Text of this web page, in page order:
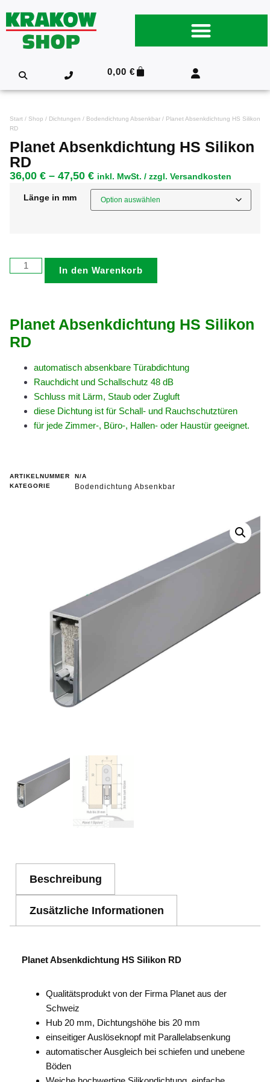
0,00€
Start / Shop / Dichtungen / Bodendichtung Absenkbar / Planet Absenkdichtung HS Silikon
RD
Planet Absenkdichtung HS Silikon
RD
36,00 € – 47,50 € inkl. MwSt. / zzgl. Versandkosten
Länge in mm
In den Warenkorb
Planet Absenkdichtung HS Silikon
RD
automatisch absenkbare Türabdichtung
Rauchdicht und Schallschutz 48 dB
Schluss mit Lärm, Staub oder Zugluft
diese Dichtung ist für Schall- und Rauchschutztüren
für jede Zimmer-, Büro-, Hallen- oder Haustür geeignet.
ARTIKELNUMMER
N/A
KATEGORIE
Bodendichtung Absenkbar
Beschreibung
Zusätzliche Informationen
Planet Absenkdichtung HS Silikon RD
Qualitätsprodukt von der Firma Planet aus der
Schweiz
Hub 20 mm, Dichtungshöhe bis 20 mm
einseitiger Auslöseknopf mit Parallelabsenkung
automatischer Ausgleich bei schiefen und unebene
Böden